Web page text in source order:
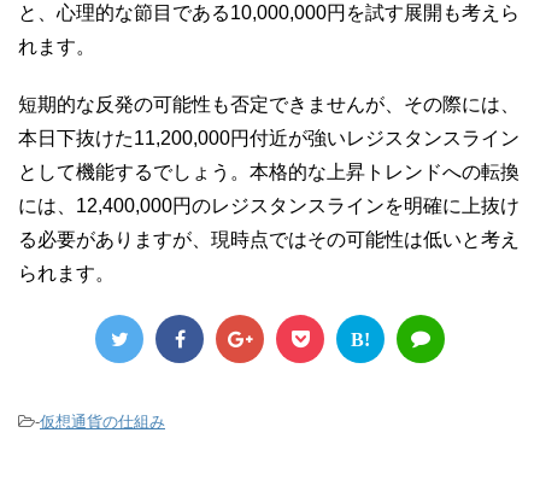
と、心理的な節目である10,000,000円を試す展開も考えら
れます。
短期的な反発の可能性も否定できませんが、その際には、
本日下抜けた11,200,000円付近が強いレジスタンスライン
として機能するでしょう。本格的な上昇トレンドへの転換
には、12,400,000円のレジスタンスラインを明確に上抜け
る必要がありますが、現時点ではその可能性は低いと考え
られます。
B!
-仮想通貨の仕組み